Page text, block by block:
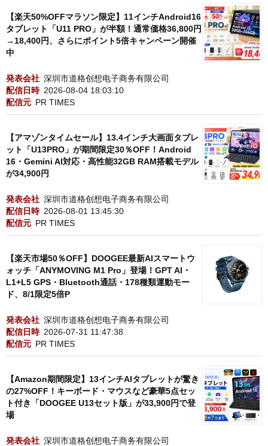
【楽天50%OFFマラソン限定】11インチAndroid16
タブレット「U11 PRO」が半額！通常価格36,800円
→18,400円、さらにポイント5倍キャンペーン開催
中
発表会社 深圳市道格创想电子商务有限公司
配信日時 2026-08-04 18:03:10
配信元 PR TIMES
【アマゾンタイムセール】13.4インチ大画面タブレ
ット「U13PRO」が期間限定30％OFF！Android
16・Gemini AI対応・高性能32GB RAM搭載モデル
が34,900円
発表会社 深圳市道格创想电子商务有限公司
配信日時 2026-08-01 13:45:30
配信元 PR TIMES
【楽天市場50％OFF】DOOGEE最新AIスマートウ
ォッチ「ANYMOVING M1 Pro」登場！GPT AI・
L1+L5 GPS・Bluetooth通話・178種類運動モー
ド、8/1限定5倍P
発表会社 深圳市道格创想电子商务有限公司
配信日時 2026-07-31 11:47:38
配信元 PR TIMES
【Amazon期間限定】13インチAIタブレットが驚き
の27%OFF！キーボード・マウスなど豪華5点セッ
ト付き「DOOGEE U13セット版」が33,900円で登
場
発表会社 深圳市道格创想电子商务有限公司